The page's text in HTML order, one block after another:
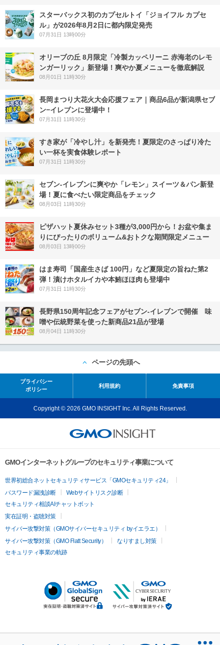
スターバックス初のカプセルトイ「ジョイフル カプセ
ル」が2026年8月2日に都内限定発売
07月31日 13時00分
オリーブの丘 8月限定「冷製カッペリーニ 赤海老のレモ
ンガーリック」新登場！爽やか夏メニューを徹底解説
08月01日 11時30分
長岡まつり大花火大会応援フェア｜商品6品が新潟県セブ
ン−イレブンに登場中！
07月31日 11時30分
すき家が「冷やし汁」を新発売！夏限定のさっぱり冷た
い一杯を実食体験レポート
07月31日 11時30分
セブン‐イレブンに爽やか「レモン」スイーツ＆パン新登
場！夏に食べたい限定商品をチェック
08月03日 11時30分
ピザハット夏休みセット3種が3,000円から！お盆や集ま
りにぴったりのボリューム&おトクな期間限定メニュー
08月03日 13時00分
はま寿司「国産生さば 100円」など夏限定の旨ねた第2
弾！漬けホタルイカや本鮪ほほ肉も登場中
07月31日 11時30分
長野県150周年記念フェアがセブン-イレブンで開催 味
噌や伝統野菜を使った新商品21品が登場
08月04日 11時30分
ページの先頭へ
プライバシー
ポリシー
利用規約 免責事項
Copyright © 2026 GMO INSIGHT Inc. All Rights Reserved.
GMOインターネットグループのセキュリティ事業について
世界初総合ネットセキュリティサービス「GMOセキュリティ24」
パスワード漏洩診断
Webサイトリスク診断
セキュリティ相談AIチャットボット
実在証明・盗聴対策
サイバー攻撃対策（GMOサイバーセキュリティ byイエラエ）
サイバー攻撃対策（GMO Flatt Security）
なりすまし対策
セキュリティ事業の軌跡